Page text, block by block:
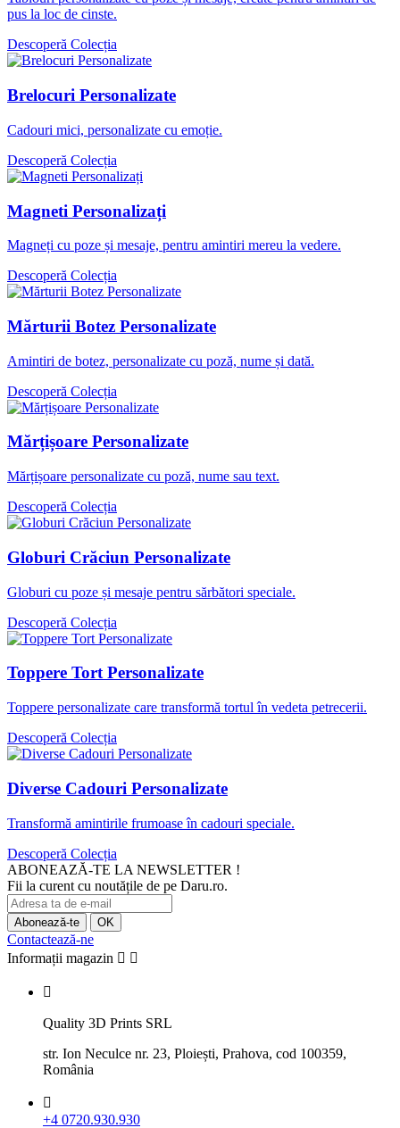
pus la loc de cinste.
Descoperă Colecția
Brelocuri Personalizate
Cadouri mici, personalizate cu emoție.
Descoperă Colecția
Magneti Personalizați
Magneți cu poze și mesaje, pentru amintiri mereu la vedere.
Descoperă Colecția
Mărturii Botez Personalizate
Amintiri de botez, personalizate cu poză, nume și dată.
Descoperă Colecția
Mărțișoare Personalizate
Mărțișoare personalizate cu poză, nume sau text.
Descoperă Colecția
Globuri Crăciun Personalizate
Globuri cu poze și mesaje pentru sărbători speciale.
Descoperă Colecția
Toppere Tort Personalizate
Toppere personalizate care transformă tortul în vedeta petrecerii.
Descoperă Colecția
Diverse Cadouri Personalizate
Transformă amintirile frumoase în cadouri speciale.
Descoperă Colecția
ABONEAZĂ-TE LA NEWSLETTER !
Fii la curent cu noutățile de pe Daru.ro.
Contactează-ne
Informații magazin  

Quality 3D Prints SRL
str. Ion Neculce nr. 23, Ploiești, Prahova, cod 100359,
România

+4 0720.930.930